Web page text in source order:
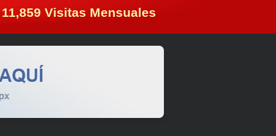
11,859 Visitas Mensuales